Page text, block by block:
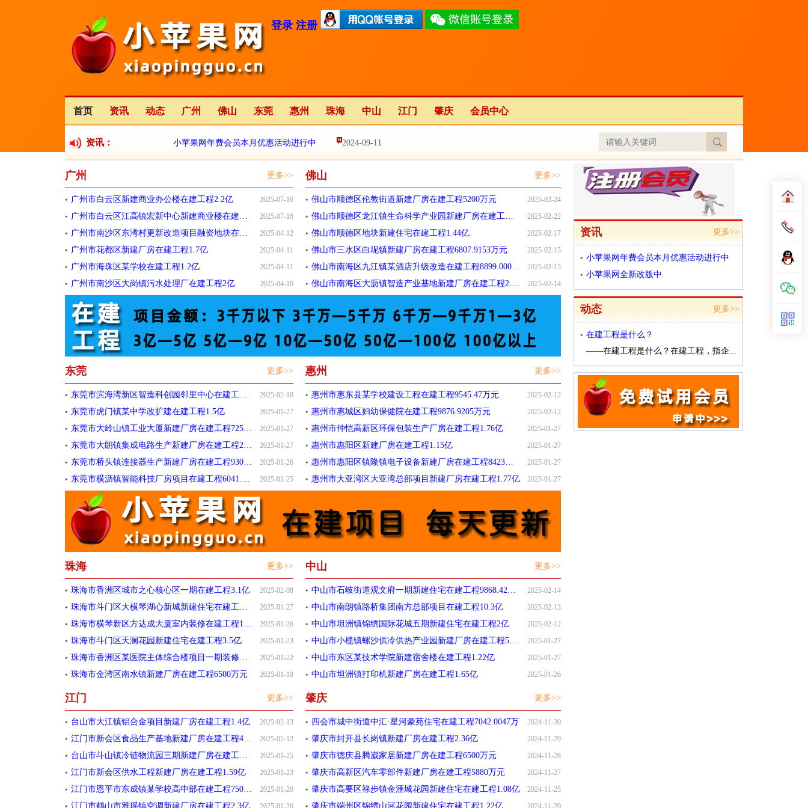
登录 注册
首页 资讯 动态 广州 佛山 东莞 惠州 珠海 中山 江门 肇庆 会员中心
资讯： 小苹果网年费会员本月优惠活动进行中 2024-09-11
2023-01-12
更多>>
广州
2025-07-16
广州市白云区新建商业办公楼在建工程2.2亿
2025-07-16
广州市白云区江高镇宏新中心新建商业楼在建工程9200万元
2025-04-12
广州市南沙区东湾村更新改造项目融资地块在建项目合同价格500
2025-04-11
广州市花都区新建厂房在建工程1.7亿
2025-04-11
广州市海珠区某学校在建工程1.2亿
2025-04-10
广州市南沙区大岗镇污水处理厂在建工程2亿
更多>>
佛山
2025-02-24
佛山市顺德区伦教街道新建厂房在建工程5200万元
2025-02-22
佛山市顺德区龙江镇生命科学产业园新建厂房在建工程2.2亿
2025-02-17
佛山市顺德区地块新建住宅在建工程1.44亿
2025-02-15
佛山市三水区白坭镇新建厂房在建工程6807.9153万元
2025-02-15
佛山市南海区九江镇某酒店升级改造在建工程8899.0004万
2025-02-14
佛山市南海区大沥镇智造产业基地新建厂房在建工程2.45亿
更多>>
东莞
2025-02-10
东莞市滨海湾新区智造科创园邻里中心在建工程4.8亿
2025-01-27
东莞市虎门镇某中学改扩建在建工程1.5亿
2025-01-27
东莞市大岭山镇工业大厦新建厂房在建工程7258.986万元
2025-01-27
东莞市大朗镇集成电路生产新建厂房在建工程2.4亿
2025-01-26
东莞市桥头镇连接器生产新建厂房在建工程9300万元
2025-01-25
东莞市横沥镇智能科技厂房项目在建工程6041.25万元
更多>>
惠州
2025-02-12
惠州市惠东县某学校建设工程在建工程9545.47万元
2025-02-12
惠州市惠城区妇幼保健院在建工程9876.9205万元
2025-01-27
惠州市仲恺高新区环保包装生产厂房在建工程1.76亿
2025-01-27
惠州市惠阳区新建厂房在建工程1.15亿
2025-01-27
惠州市惠阳区镇隆镇电子设备新建厂房在建工程8423万元
2025-01-27
惠州市大亚湾区大亚湾总部项目新建厂房在建工程1.77亿
更多>>
珠海
2025-02-08
珠海市香洲区城市之心核心区一期在建工程3.1亿
2025-01-27
珠海市斗门区大横琴湖心新城新建住宅在建工程6.75亿
2025-01-26
珠海市横琴新区方达成大厦室内装修在建工程1.5亿
2025-01-23
珠海市斗门区天澜花园新建住宅在建工程3.5亿
2025-01-22
珠海市香洲区某医院主体综合楼项目一期装修在建工程1.43亿
2025-01-18
珠海市金湾区南水镇新建厂房在建工程6500万元
更多>>
中山
2025-02-14
中山市石岐街道观文府一期新建住宅在建工程9868.42万元
2025-02-13
中山市南朗镇路桥集团南方总部项目在建工程10.3亿
2025-02-12
中山市坦洲镇锦绣国际花城五期新建住宅在建工程2亿
2025-01-27
中山市小榄镇螺沙供冷供热产业园新建厂房在建工程5143.46
2025-01-27
中山市东区某技术学院新建宿舍楼在建工程1.22亿
2025-01-26
中山市坦洲镇打印机新建厂房在建工程1.65亿
更多>>
江门
2025-02-13
台山市大江镇铝合金项目新建厂房在建工程1.4亿
2025-02-12
江门市新会区食品生产基地新建厂房在建工程4000万元
2025-01-25
台山市斗山镇冷链物流园三期新建厂房在建工程7964.34万元
2025-01-23
江门市新会区供水工程新建厂房在建工程1.59亿
2025-01-20
江门市恩平市东成镇某学校高中部在建工程7507.16万元
2025-01-20
江门市鹤山市雅瑶镇空调新建厂房在建工程2.3亿
更多>>
肇庆
2024-11-30
四会市城中街道中汇·星河豪苑住宅在建工程7042.0047万
2024-11-29
肇庆市封开县长岗镇新建厂房在建工程2.36亿
2024-11-28
肇庆市德庆县腾崴家居新建厂房在建工程6500万元
2024-11-27
肇庆市高新区汽车零部件新建厂房在建工程5880万元
2024-11-25
肇庆市高要区禄步镇金滙城花园新建住宅在建工程1.08亿
2024-11-20
肇庆市端州区锦绣山河花园新建住宅在建工程1.22亿
更多>>
资讯
小苹果网年费会员本月优惠活动进行中
小苹果网全新改版中
更多>>
动态
在建工程是什么？
——在建工程是什么？在建工程，指企...